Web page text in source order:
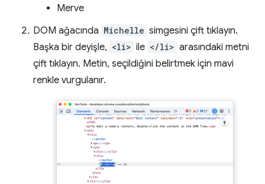
Merve
DOM ağacında Michelle simgesini çift tıklayın.
Başka bir deyişle, <li> ile </li> arasındaki metni
çift tıklayın. Metin, seçildiğini belirtmek için mavi
renkle vurgulanır.